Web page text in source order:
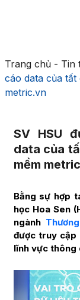
Trang chủ- Tin
cáo data của
metric.vn
SV HSU
data của
mềm
Bằng sự hợp
học Hoa Sen
ngành
được truy cập
lĩnh vực thông